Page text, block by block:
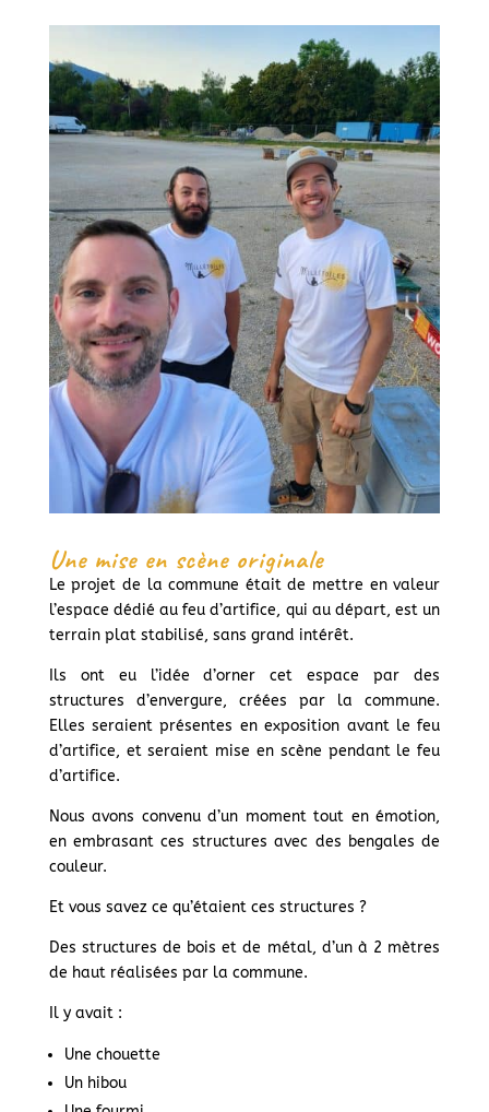
Une mise en scène originale
Le projet de la commune était de mettre en valeur
l’espace dédié au feu d’artifice, qui au départ, est un
terrain plat stabilisé, sans grand intérêt.
Ils ont eu l’idée d’orner cet espace par des
structures d’envergure, créées par la commune.
Elles seraient présentes en exposition avant le feu
d’artifice, et seraient mise en scène pendant le feu
d’artifice.
Nous avons convenu d’un moment tout en émotion,
en embrasant ces structures avec des bengales de
couleur.
Et vous savez ce qu’étaient ces structures ?
Des structures de bois et de métal, d’un à 2 mètres
de haut réalisées par la commune.
Il y avait :
Une chouette
Un hibou